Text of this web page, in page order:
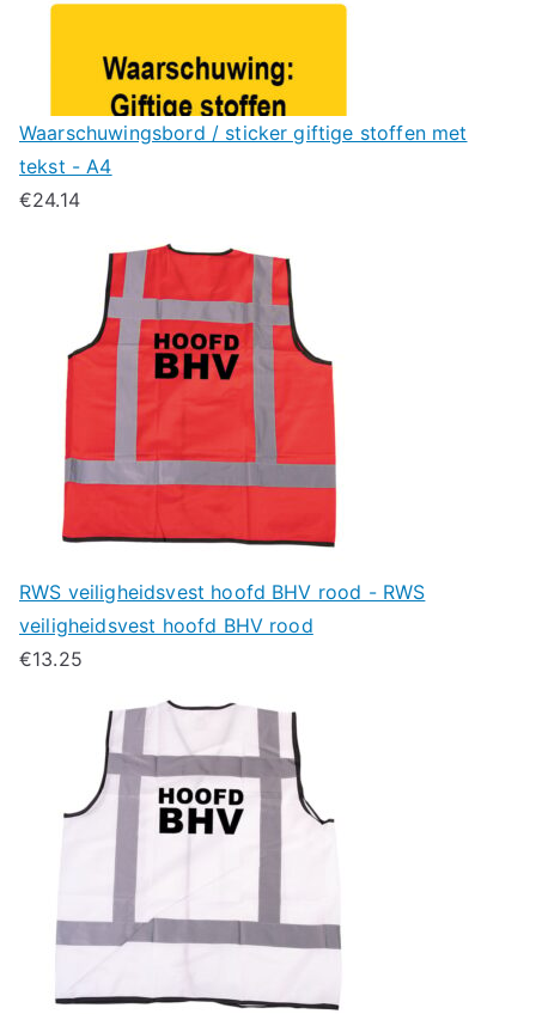
Waarschuwingsbord / sticker giftige stoffen met
tekst - A4
€24.14
RWS veiligheidsvest hoofd BHV rood - RWS
veiligheidsvest hoofd BHV rood
€13.25